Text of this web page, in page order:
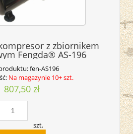
z zbiornikem
Fengda® AS-196
fen-AS196
Na magazynie 10+ szt.
807,50 zł
szt.